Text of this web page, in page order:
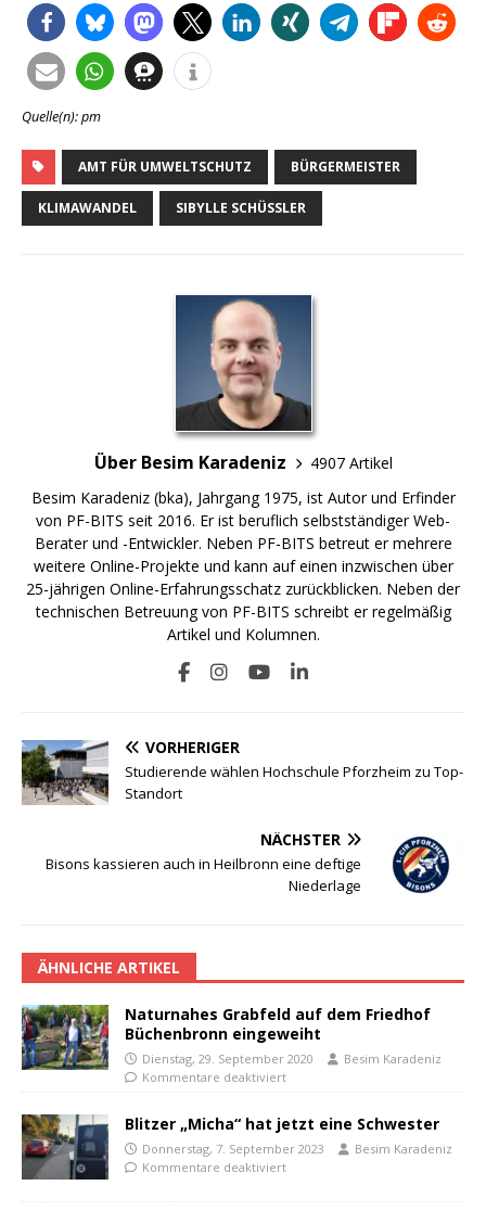
Quelle(n): pm
AMT FÜR UMWELTSCHUTZ BÜRGERMEISTER
KLIMAWANDEL SIBYLLE SCHÜSSLER
Über Besim Karadeniz
4907 Artikel
Besim Karadeniz (bka), Jahrgang 1975, ist Autor und Erfinder
von PF-BITS seit 2016. Er ist beruflich selbstständiger Web-
Berater und -Entwickler. Neben PF-BITS betreut er mehrere
weitere Online-Projekte und kann auf einen inzwischen über
25-jährigen Online-Erfahrungsschatz zurückblicken. Neben der
technischen Betreuung von PF-BITS schreibt er regelmäßig
Artikel und Kolumnen.
VORHERIGER
Studierende wählen Hochschule Pforzheim zu Top-
Standort
NÄCHSTER
Bisons kassieren auch in Heilbronn eine deftige
Niederlage
ÄHNLICHE ARTIKEL
Naturnahes Grabfeld auf dem Friedhof
Büchenbronn eingeweiht
Dienstag, 29. September 2020
Besim Karadeniz
Kommentare deaktiviert
Blitzer „Micha“ hat jetzt eine Schwester
Donnerstag, 7. September 2023
Besim Karadeniz
Kommentare deaktiviert